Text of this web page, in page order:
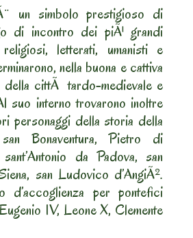
un simbolo prestigioso di
di incontro dei piÃ¹ grandi
letterati, umanisti e
nella buona e cattiva
della cittÃ tardo-medievale e
suo interno trovarono inoltre
personaggi della storia della
Bonaventura, Pietro di
da Padova, san
san Ludovico d’AngiÃ².
d’accoglienza per pontefici
IV, Leone X, Clemente